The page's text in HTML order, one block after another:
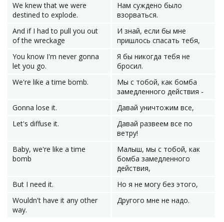
We knew that we were
destined to explode.
Нам суждено было
взорваться.
And if I had to pull you out
of the wreckage
И знай, если бы мне
пришлось спасать тебя,
You know I'm never gonna
let you go.
Я бы никогда тебя не
бросил.
We're like a time bomb.
Мы с тобой, как бомба
замедленного действия -
Gonna lose it.
Давай уничтожим все,
Let's diffuse it.
Давай развеем все по
ветру!
Baby, we're like a time
bomb
Малыш, мы с тобой, как
бомба замедленного
действия,
But I need it.
Но я не могу без этого,
Wouldn't have it any other
way.
Другого мне не надо.